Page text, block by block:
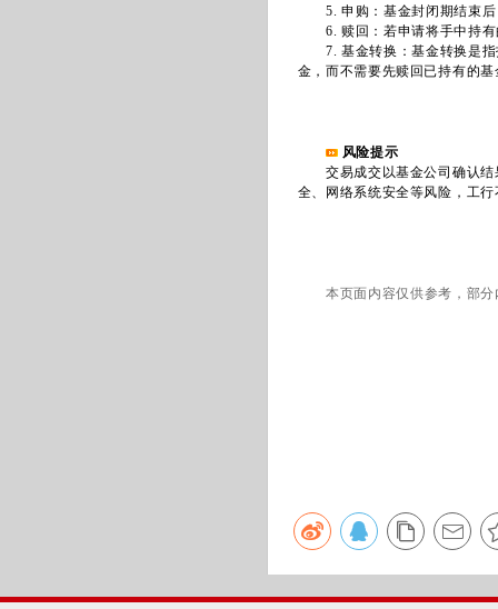
5. 申购：基金封闭期结束后
6. 赎回：若申请将手中持有
7. 基金转换：基金转换是指
金，而不需要先赎回已持有的
风险提示
交易成交以基金公司确认结
全、网络系统安全等风险，工
本页面内容仅供参考，部